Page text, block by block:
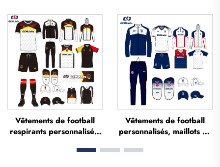
sublimation — maillots
d'équipe de football,
vêtements de football, t-
shirts de football
personnalisés
personnalisés, tenues
complètes de football,
maillots de football
sublimés
Vêtements de football
respirants personnalisés,
d'uniformes de football, t-
Vêtements de football
personnalisés, maillots de
pour la Thaïlande, kits